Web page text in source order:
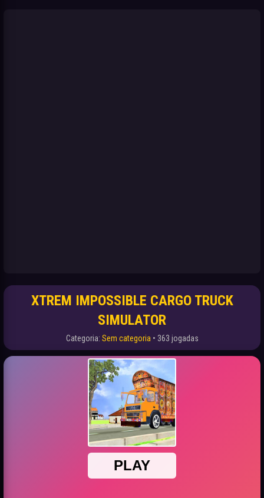
XTREM IMPOSSIBLE CARGO TRUCK
SIMULATOR
Categoria: Sem categoria • 363 jogadas